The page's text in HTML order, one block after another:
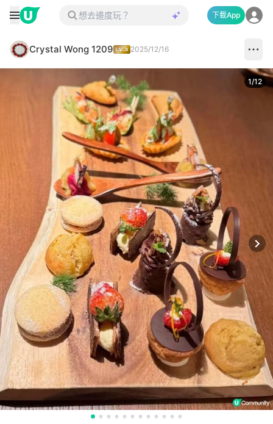
下載App
Crystal Wong 1209 2025/12/16
1/12